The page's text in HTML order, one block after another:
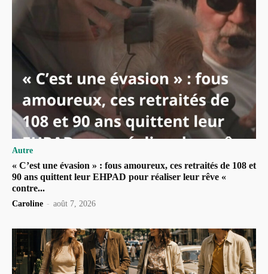
Autre
« C’est une évasion » : fous amoureux, ces retraités de 108 et
90 ans quittent leur EHPAD pour réaliser leur rêve «
contre...
Caroline - août 7, 2026